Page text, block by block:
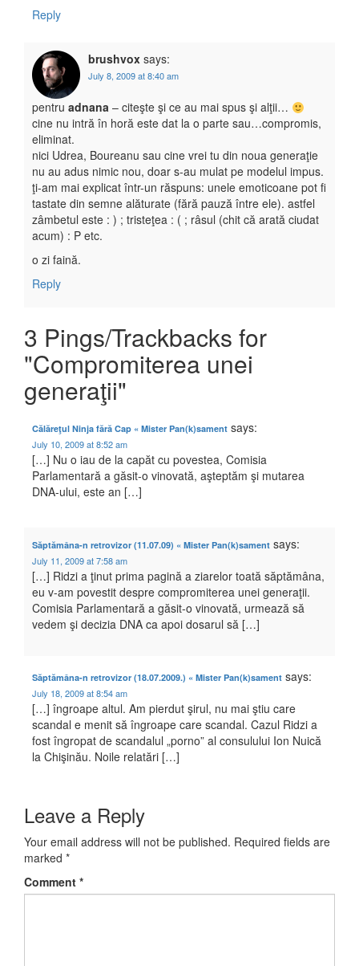
Reply
brushvox says:
July 8, 2009 at 8:40 am
pentru adnana – citeşte şi ce au mai spus şi alţii…
cine nu intră în horă este dat la o parte sau…compromis,
eliminat.
nici Udrea, Boureanu sau cine vrei tu din noua generaţie
nu au adus nimic nou, doar s-au mulat pe modelul impus.
ţi-am mai explicat într-un răspuns: unele emoticoane pot fi
tastate din semne alăturate (fără pauză între ele). astfel
zâmbetul este : ) ; tristeţea : ( ; râsul (chit că arată ciudat
acum) : P etc.
o zi faină.
Reply
3 Pings/Trackbacks for
"Compromiterea unei
generaţii"
Călăreţul Ninja fără Cap « Mister Pan(k)sament says:
July 10, 2009 at 8:52 am
[…] Nu o iau de la capăt cu povestea, Comisia
Parlamentară a găsit-o vinovată, aşteptăm şi mutarea
DNA-ului, este an […]
Săptămâna-n retrovizor (11.07.09) « Mister Pan(k)sament says:
July 11, 2009 at 7:58 am
[…] Ridzi a ţinut prima pagină a ziarelor toată săptămâna,
eu v-am povestit despre compromiterea unei generaţii.
Comisia Parlamentară a găsit-o vinovată, urmează să
vedem şi decizia DNA ca apoi dosarul să […]
Săptămâna-n retrovizor (18.07.2009.) « Mister Pan(k)sament says:
July 18, 2009 at 8:54 am
[…] îngroape altul. Am pierdut şirul, nu mai ştiu care
scandal e menit să îngroape care scandal. Cazul Ridzi a
fost îngropat de scandalul „porno” al consulului Ion Nuică
la Chişinău. Noile relatări […]
Leave a Reply
Your email address will not be published. Required fields are
marked *
Comment *